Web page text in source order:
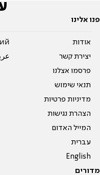
פנו אלינו
אודות
יצירת קשר
פרסמו אצלנו
תנאי שימוש
מדיניות פרטיות
הצהרת נגישות
המייל האדום
עברית
English
מדורים